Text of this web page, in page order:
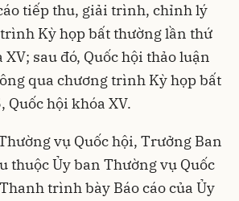
tiếp thu, giải trình, chỉnh lý
Kỳ họp bất thường lần thứ
XV; sau đó, Quốc hội thảo luận
qua chương trình Kỳ họp bất
Quốc hội khóa XV.
vụ Quốc hội, Trưởng Ban
thuộc Ủy ban Thường vụ Quốc
trình bày Báo cáo của Ủy